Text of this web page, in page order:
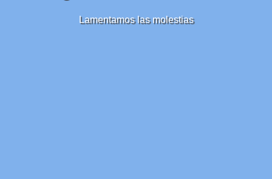
Lamentamos las molestias